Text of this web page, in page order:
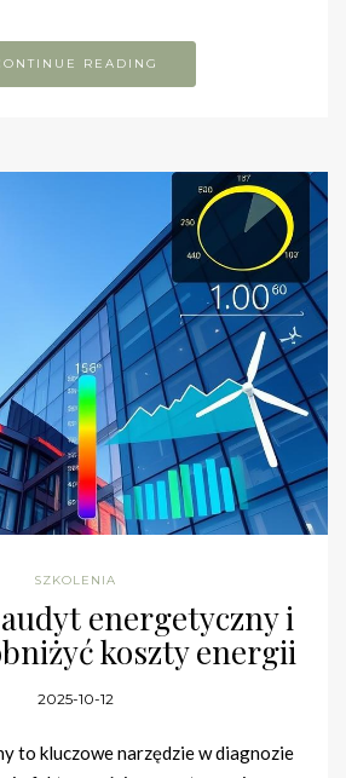
READING
SZKOLENIA
energetyczny i
koszty energii
2025-10-12
to kluczowe narzędzie w diagnozie